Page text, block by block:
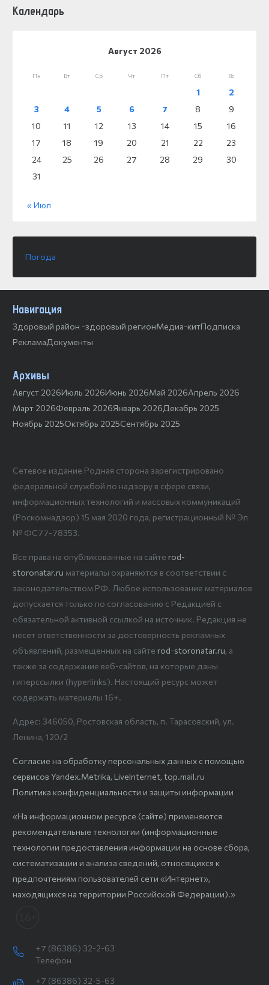
Календарь
Август 2026
Пн Вт Ср Чт Пт Сб Вс
1
2
3
4 5 6 7 8
9
10
11 12 13 14 15
16
17
18 19 20 21 22
23
24
25 26 27 28 29
30
31
« Июл
Погода
Навигация
Здоровый район -здоровый регионМедиа-китПодписка
РекламаДокументы
Архивы
Август 2026Июль 2026Июнь 2026Май 2026Апрель 2026
Март 2026Февраль 2026Январь 2026Декабрь 2025
Ноябрь 2025Октябрь 2025Сентябрь 2025
Сетевое издание Родная сторона зарегистрировано
федеральной службой по надзору в сфере связи,
информационных технологий и массовых коммуникаций
(Роскомнадзор) 15 мая 2020 года, регистрационный № Эл
№ ФС77-78353.
Все права на опубликованные на сайте rod-
storonatar.ru материалы охраняются в соответствии с
законодательством РФ. Любое использование материалов
допускается только по согласованию с Редакцией с
обязательной активной ссылкой на источник. Редакция не
несет ответственности за достоверность рекламных
объявлений, размещенных на сайте rod-storonatar.ru, а
также за содержание веб-сайтов, на которые даны
гиперссылки (hyperlinks). Настоящий ресурс может
содержать материалы 16+.
Адрес: 346050, Ростовская область, п. Тарасовский, ул.
Ленина, 120/2
Согласие на обработку персональных данных с помощью
сервисов Yandex.Metrika, LiveInternet, top.mail.ru
Политика конфиденциальности и защиты информации
«На информационном ресурсе (сайте) применяются
рекомендательные технологии (информационные
технологии предоставления информации на основе сбора,
систематизации и анализа сведений, относящихся к
предпочтениям пользователей сети «Интернет»,
находящихся на территории Российской Федерации).»
+7 (86386) 32-2-63
Телефон
+7 (86386) 32-5-63